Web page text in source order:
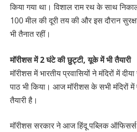
किया गया था। विशाल राम रथ के साथ
100 मील की दूरी तय की और इस दौरान
भी तैनात रहीं।
मॉरीशस में 2 घंटे की छुट्टी, यूके में भी तैयारी
मॉरीशस में भारतीय प्रवासियों ने मंदिरों में
पाठ भी किया। आज मॉरीशस के सभी मंदिरों
तैयारी है।
मॉरीशस सरकार ने आज हिंदू पब्लिक